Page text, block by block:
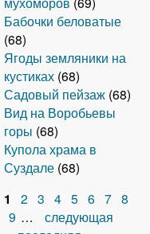
Бабочки беловатые
(68)
Ягоды земляники на
кустиках (68)
Садовый пейзаж (68)
Вид на Воробьевы
горы (68)
Купола храма в
Суздале (68)
1 2 3 4 5 6 7 8
9 …
следующая